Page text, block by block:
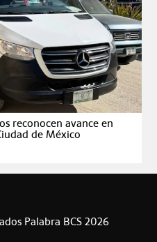
reconocen avance en
de México
Palabra BCS 2026